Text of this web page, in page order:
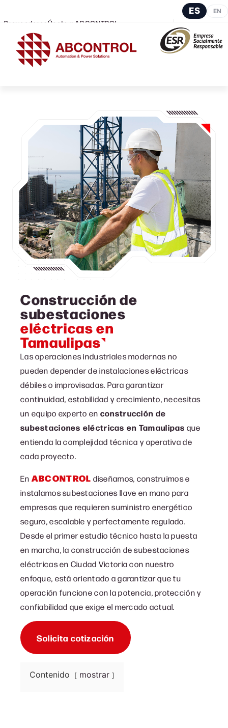
ProveedoresÚnete a ABCONTROL
ES EN
Construcción de
subestaciones
eléctricas en
Tamaulipas
Las operaciones industriales modernas no
pueden depender de instalaciones eléctricas
débiles o improvisadas. Para garantizar
continuidad, estabilidad y crecimiento, necesitas
un equipo experto en construcción de
subestaciones eléctricas en Tamaulipas que
entienda la complejidad técnica y operativa de
cada proyecto.
En ABCONTROL diseñamos, construimos e
instalamos subestaciones llave en mano para
empresas que requieren suministro energético
seguro, escalable y perfectamente regulado.
Desde el primer estudio técnico hasta la puesta
en marcha, la construcción de subestaciones
eléctricas en Ciudad Victoria con nuestro
enfoque, está orientado a garantizar que tu
operación funcione con la potencia, protección y
confiabilidad que exige el mercado actual.
Solicita cotización
Contenido mostrar